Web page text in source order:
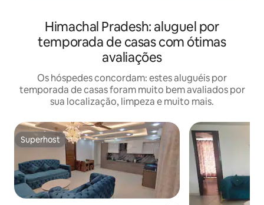
Himachal Pradesh: aluguel por
temporada de casas com ótimas
avaliações
Os hóspedes concordam: estes aluguéis por
temporada de casas foram muito bem avaliados por
sua localização, limpeza e muito mais.
Superhost
Superhost